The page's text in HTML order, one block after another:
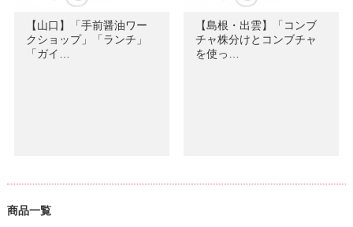
【山口】「手前醤油ワー
クショップ」「ランチ」
「ガイ…
【島根・出雲】「コンブ
チャ株分けとコンブチャ
を使っ…
商品一覧